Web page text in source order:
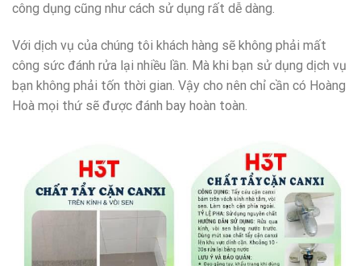
công dụng cũng như cách sử dụng rất dễ dàng.
Với dịch vụ của chúng tôi khách hàng sẽ không phải mất
công sức đánh rửa lại nhiều lần. Mà khi bạn sử dụng dịch vụ
bạn không phải tốn thời gian. Vậy cho nên chỉ cần có Hoàng
Hoà mọi thứ sẽ được đánh bay hoàn toàn.